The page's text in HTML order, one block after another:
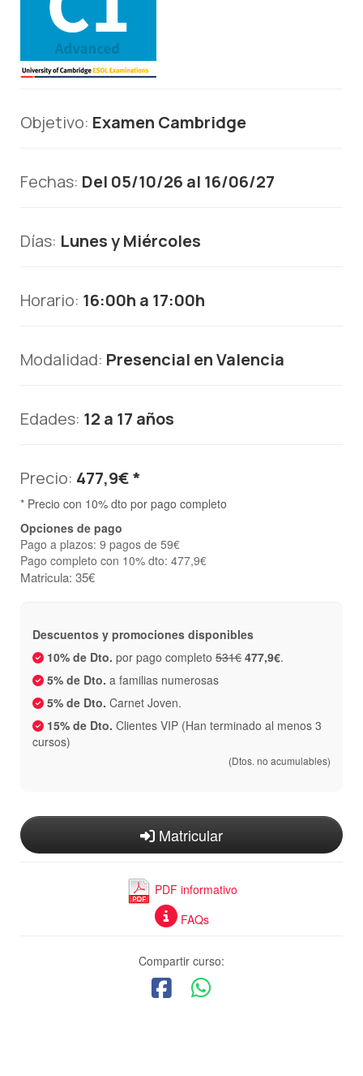
Objetivo: Examen Cambridge
Fechas: Del 05/10/26 al 16/06/27
Días: Lunes y Miércoles
Horario: 16:00h a 17:00h
Modalidad: Presencial en Valencia
Edades: 12 a 17 años
Precio: 477,9€ *
* Precio con 10% dto por pago completo
Opciones de pago
Pago a plazos: 9 pagos de 59€
Pago completo con 10% dto: 477,9€
Matricula: 35€
Descuentos y promociones disponibles
10% de Dto. por pago completo 531€ 477,9€.
5% de Dto. a familias numerosas
5% de Dto. Carnet Joven.
15% de Dto. Clientes VIP (Han terminado al menos 3
cursos)
(Dtos. no acumulables)
Matricular
PDF informativo
FAQs
Compartir curso: